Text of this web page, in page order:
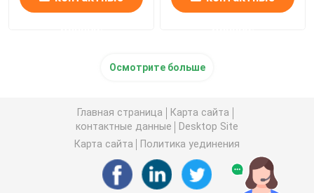
Осмотрите больше
Главная страница
Карта сайта
контактные данные
Desktop Site
Карта сайта
Политика уединения